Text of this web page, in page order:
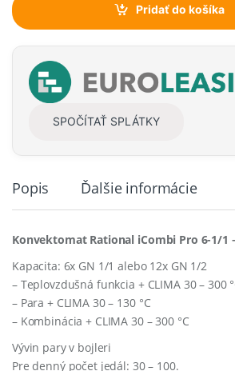
t
i
y
Pridať do košíka
SPOČÍTAŤ SPLÁTKY
Popis Ďalšie informácie
Konvektomat Rational iCombi Pro 6-1/1
Kapacita: 6x GN 1/1 alebo 12x GN 1/2
– Teplovzdušná funkcia + CLIMA 30 – 300
– Para + CLIMA 30 – 130 °C
– Kombinácia + CLIMA 30 – 300 °C
Vývin pary v bojleri
Pre denný počet jedál: 30 – 100.